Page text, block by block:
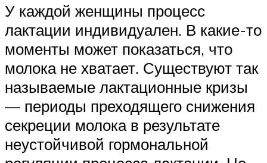
У каждой женщины процесс
лактации индивидуален. В какие-то
моменты может показаться, что
молока не хватает. Существуют так
называемые лактационные кризы
— периоды преходящего снижения
секреции молока в результате
неустойчивой гормональной